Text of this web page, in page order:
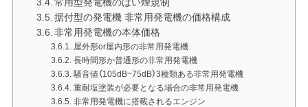
常用型発電機のばい煙規制
据付型の発電機 非常用発電機の価格構成
非常用発電機の本体価格
屋外形or屋内形の非常用発電機
長時間形か普通形の非常用発電機
騒音値（105dB~75dB）3種類ある非常用発電機
重耐塩塗装が必要となる場合の非常用発電機
非常用発電機に搭載されるエンジン